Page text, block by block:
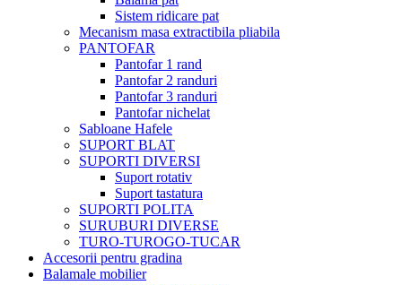
Sistem ridicare pat
Mecanism masa extractibila pliabila
PANTOFAR
Pantofar 1 rand
Pantofar 2 randuri
Pantofar 3 randuri
Pantofar nichelat
Sabloane Hafele
SUPORT BLAT
SUPORTI DIVERSI
Suport rotativ
Suport tastatura
SUPORTI POLITA
SURUBURI DIVERSE
TURO-TUROGO-TUCAR
Accesorii pentru gradina
Balamale mobilier